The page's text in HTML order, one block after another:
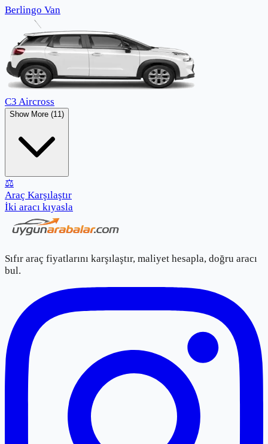
Berlingo Van
C3 Aircross
Show More (11)
⚖️
Araç Karşılaştır
İki aracı kıyasla
Sıfır araç fiyatlarını karşılaştır, maliyet hesapla, doğru aracı
bul.